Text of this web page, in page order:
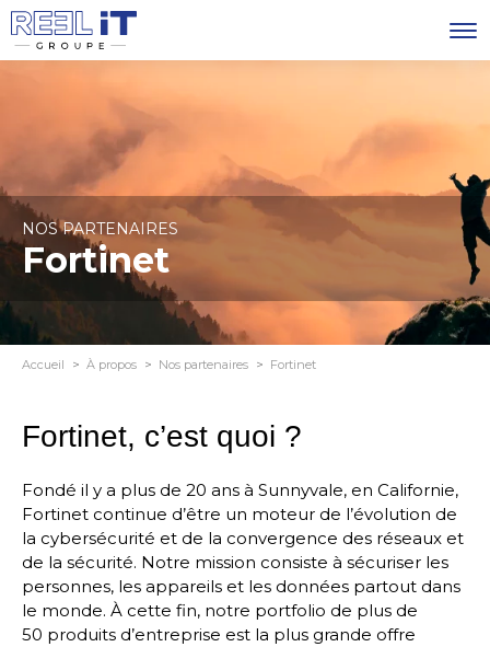
NOS PARTENAIRES
Fortinet
Accueil À propos Nos partenaires Fortinet
Fortinet, c’est quoi ?
Fondé il y a plus de 20 ans à Sunnyvale, en Californie,
Fortinet continue d’être un moteur de l’évolution de
la cybersécurité et de la convergence des réseaux et
de la sécurité. Notre mission consiste à sécuriser les
personnes, les appareils et les données partout dans
le monde. À cette fin, notre portfolio de plus de
50 produits d’entreprise est la plus grande offre